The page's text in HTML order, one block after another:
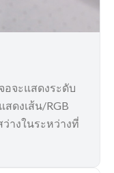
จะแสดงระดับ
ดงเส้น/RGB
างในระหว่างที่